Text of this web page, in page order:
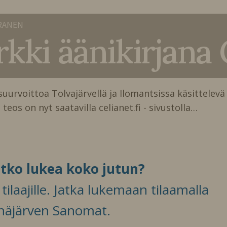
äänikirjana
Tolvajärvellä ja Ilomantsissa käsittelevä
teos on nyt saatavilla celianet.fi - sivustolla…
lukea koko jutun?
Jatka lukemaan tilaamalla
Sanomat.